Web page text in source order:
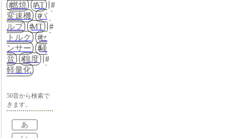
燃焼
AT
変速機
バ
ルブ
MT
トルク
セ
ンサー
騒
音
強度
軽量化
50音から検索で
きます。
あ